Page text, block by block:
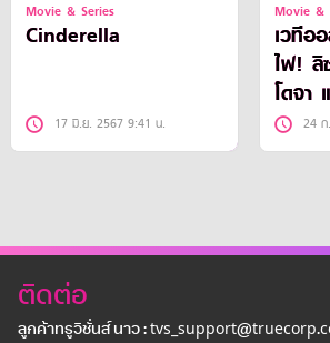
Movie & Series
Cinderella
17 มิ.ย. 2567 9:41 น.
Movie &
เวทีอ
ไฟ! ลิ
โดจา
เพลงเ
ออสก
24
ติดต่อ
ลูกค้าทรูวิชั่นส์ นาว :